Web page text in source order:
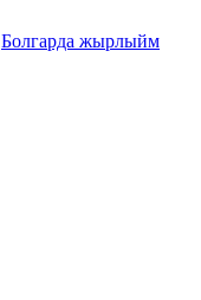
Болгарда жырлыйм